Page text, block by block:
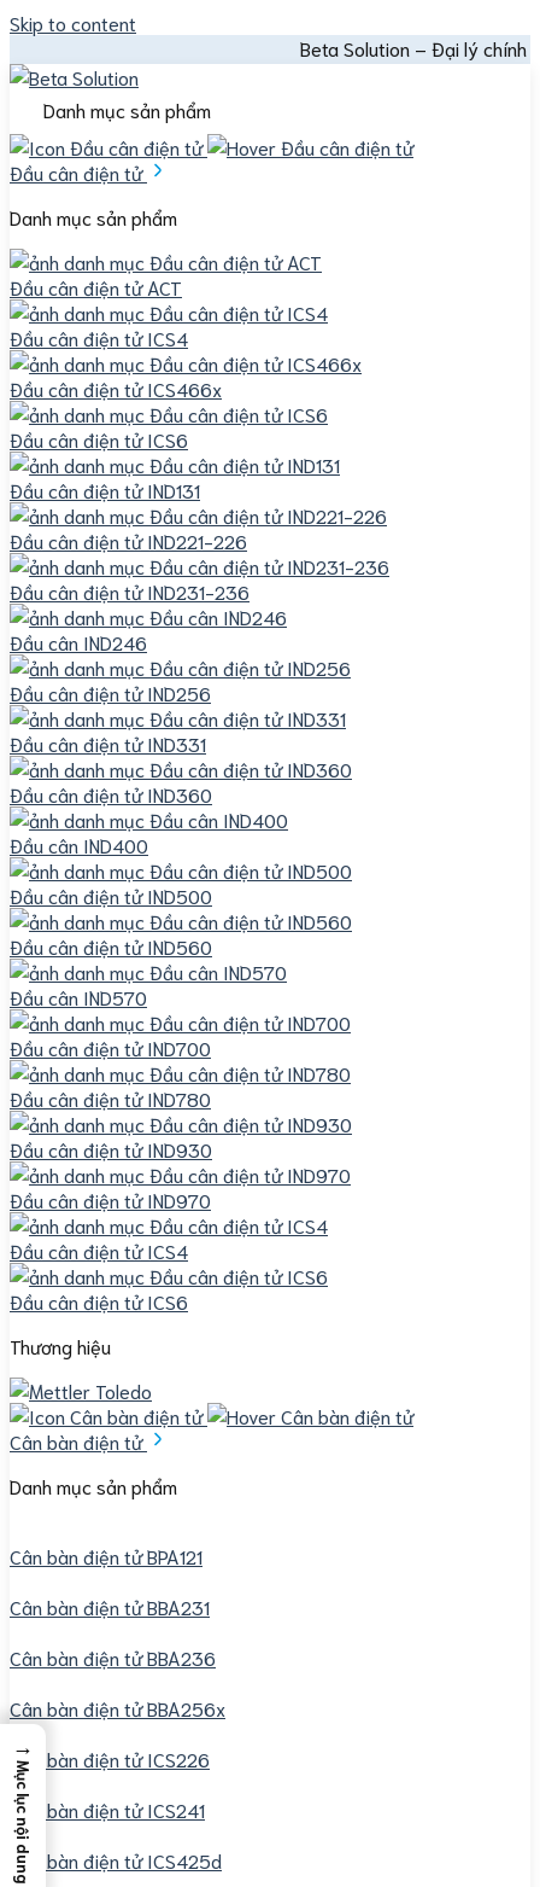
Skip to content
Beta Solution – Đại lý chính thức
Danh mục sản phẩm
Đầu cân điện tử
Danh mục sản phẩm
Đầu cân điện tử ACT
Đầu cân điện tử ICS4
Đầu cân điện tử ICS466x
Đầu cân điện tử ICS6
Đầu cân điện tử IND131
Đầu cân điện tử IND221-226
Đầu cân điện tử IND231-236
Đầu cân IND246
Đầu cân điện tử IND256
Đầu cân điện tử IND331
Đầu cân điện tử IND360
Đầu cân IND400
Đầu cân điện tử IND500
Đầu cân điện tử IND560
Đầu cân IND570
Đầu cân điện tử IND700
Đầu cân điện tử IND780
Đầu cân điện tử IND930
Đầu cân điện tử IND970
Đầu cân điện tử ICS4
Đầu cân điện tử ICS6
Thương hiệu
Cân bàn điện tử
Danh mục sản phẩm
Cân bàn điện tử BPA121
Cân bàn điện tử BBA231
Cân bàn điện tử BBA236
Cân bàn điện tử BBA256x
Cân bàn điện tử ICS226
Cân bàn điện tử ICS241
Cân bàn điện tử ICS425d
→
Mục lục nội dung